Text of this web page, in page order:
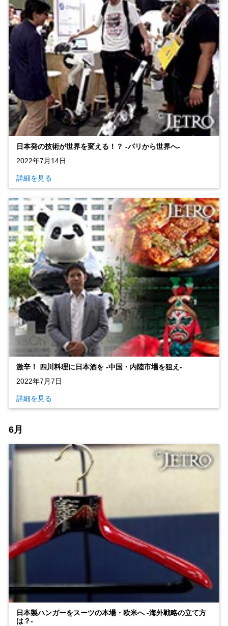
日本発の技術が世界を変える！？ ‐パリから世界へ‐
2022年7月14日
詳細を見る
激辛！ 四川料理に日本酒を ‐中国・内陸市場を狙え‐
2022年7月7日
詳細を見る
6月
日本製ハンガーをスーツの本場・欧米へ ‐海外戦略の立て方
は？‐